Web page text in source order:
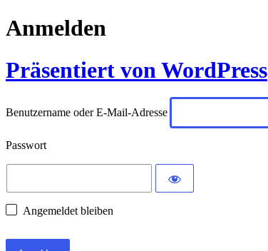
Anmelden
Präsentiert von WordPress
Benutzername oder E-Mail-Adresse
Passwort
Angemeldet bleiben